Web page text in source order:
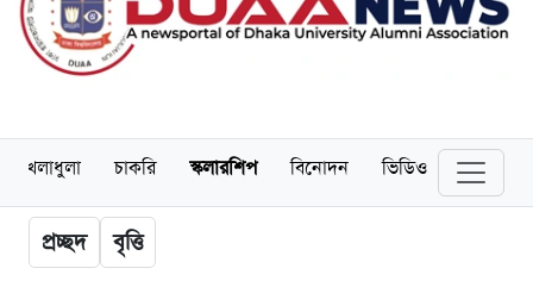
খেলাধুলা চাকরি স্কলারশিপ বিনোদন ভিডিও
প্রচ্ছদ বৃত্তি